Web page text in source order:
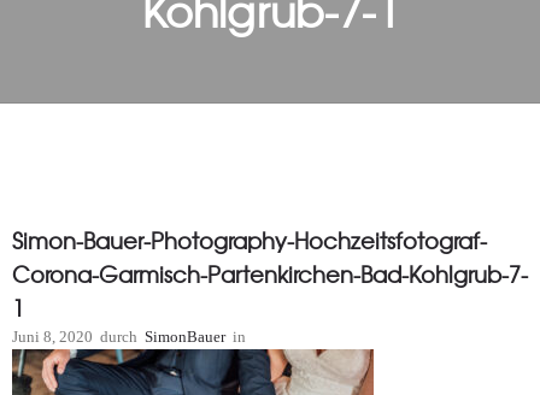
Simon-Bauer-Photography-Hochzeitsfotograf-
Corona-Garmisch-Partenkirchen-Bad-Kohlgrub-7-
1
Juni 8, 2020 durch SimonBauer in